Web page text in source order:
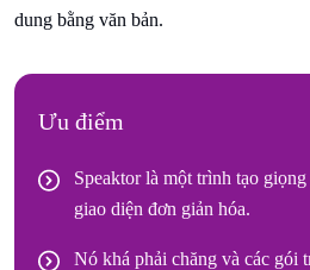
dung bằng văn bản.
Ưu điểm
Speaktor là một trình tạo
giao diện đơn giản hóa.
Nó khá phải chăng và các gói